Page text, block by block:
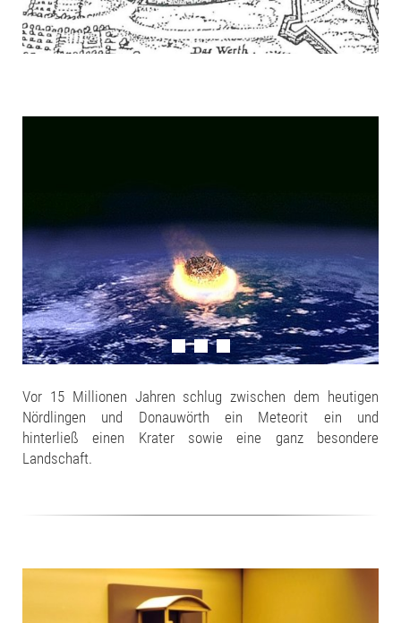
Vor 15 Millionen Jahren schlug zwischen dem heutigen
Nördlingen und Donauwörth ein Meteorit ein und
hinterließ einen Krater sowie eine ganz besondere
Landschaft.